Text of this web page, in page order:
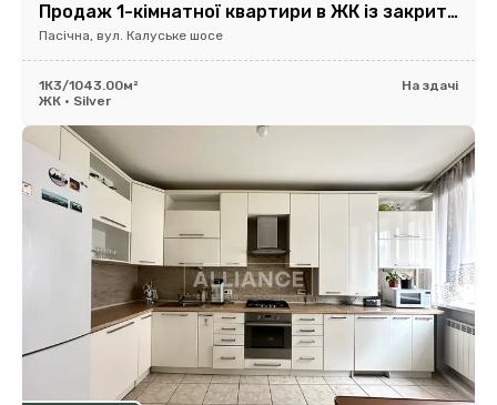
Продаж 1-кімнатної квартири в ЖК із закритою територією
Пасічна, вул. Калуське шосе
1К3/1043.00м²
На здачі
ЖК • Silver